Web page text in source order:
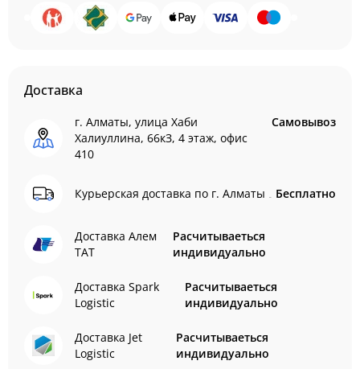
Доставка
г. Алматы, улица Хаби
Халиуллина, 66кЗ, 4 этаж, офис
410
Самовывоз
Курьерская доставка по г. Алматы Бесплатно
Доставка Алем
ТАТ
Расчитываеться
индивидуально
Доставка Spark
Logistic
Расчитываеться
индивидуально
Доставка Jet
Logistic
Расчитываеться
индивидуально